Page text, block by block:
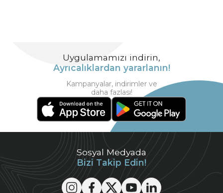
Sosyal Medyada
Bizi Takip Edin!
Uygulamamızı indirin,
Ayrıcalıklardan yararlanın!
Kampanyalar, indirimler ve
daha fazlası!